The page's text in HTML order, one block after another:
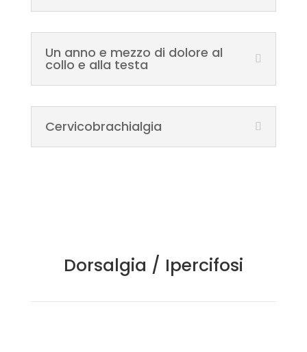
Un anno e mezzo di dolore al
collo e alla testa
Cervicobrachialgia
Dorsalgia / Ipercifosi